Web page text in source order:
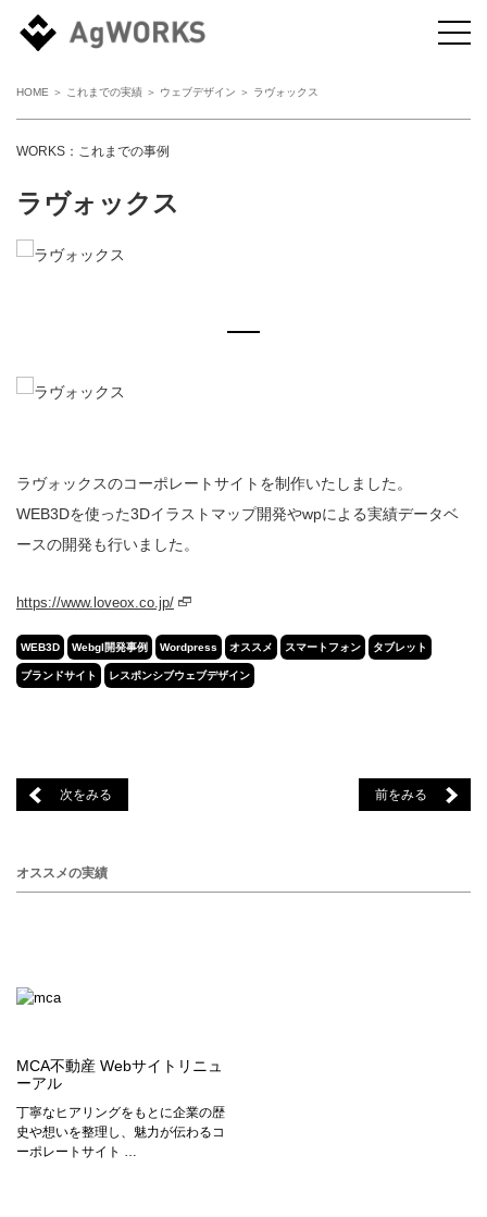
HOME ＞ これまでの実績 ＞ ウェブデザイン ＞ ラヴォックス
WORKS：これまでの事例
ラヴォックス
ラヴォックスのコーポレートサイトを制作いたしました。
WEB3Dを使った3Dイラストマップ開発やwpによる実績データベ
ースの開発も行いました。
https://www.loveox.co.jp/
WEB3D Webgl開発事例 Wordpress オススメ スマートフォン タブレット
ブランドサイト レスポンシブウェブデザイン
次をみる 前をみる
オススメの実績
MCA不動産 Webサイトリニュ
ーアル
丁寧なヒアリングをもとに企業の歴
史や想いを整理し、魅力が伝わるコ
ーポレートサイト …